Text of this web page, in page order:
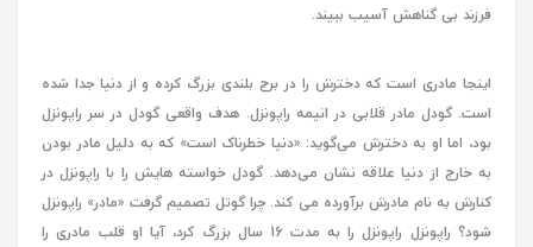
فرزند بی گناهش آسیب ببیند.
اینجا مادری است که دخترش را در برج بلندی بزرگ کرده و از دنیا جدا شده
است. گودل مادر قلابی در انیمه راپونزل. هدف واقعی گودل در سر راپونزل
بود، اما او به دخترش می‌گوید: «دنیا خطرناک است» که به دلیل مادر بودن
به خارج از دنیا علاقه نشان می‌دهد. گودل خواسته هایش را با راپونزل در
کنارش به نام مادرش برآورده می کند. چرا گوتل تصمیم گرفت «مادر» راپونزل
شود؟ راپونزل راپونزل را به مدت 16 سال بزرگ کرد، آیا او قلب مادری را